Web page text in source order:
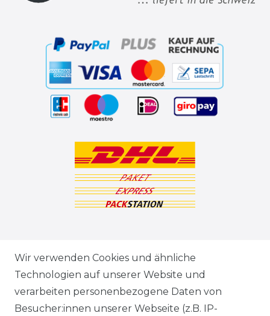
VERSANDARTEN & -KOSTEN
GEWERBETREIBENDE?
Wir verwenden Cookies und ähnliche
Technologien auf unserer Website und
verarbeiten personenbezogene Daten von
Besucher:innen unserer Webseite (z.B. IP-